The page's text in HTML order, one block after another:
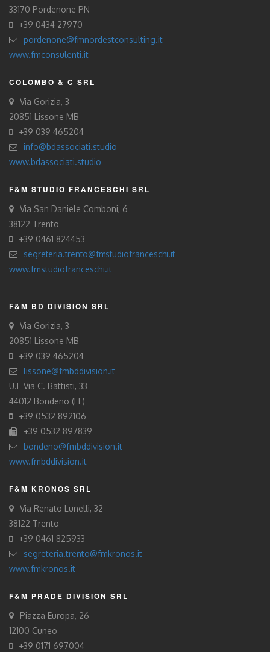
33170 Pordenone PN
+39 0434 27970
pordenone@fmnordestconsulting.it
www.fmconsulenti.it
COLOMBO & C SRL
Via Gorizia, 3
20851 Lissone MB
+39 039 465204
info@bdassociati.studio
www.bdassociati.studio
F&M STUDIO FRANCESCHI SRL
Via San Daniele Comboni, 6
38122 Trento
+39 0461 824453
segreteria.trento@fmstudiofranceschi.it
www.fmstudiofranceschi.it
F&M BD DIVISION SRL
Via Gorizia, 3
20851 Lissone MB
+39 039 465204
lissone@fmbddivision.it
U.L Via C. Battisti, 33
44012 Bondeno (FE)
+39 0532 892106
+39 0532 897839
bondeno@fmbddivision.it
www.fmbddivision.it
F&M KRONOS SRL
Via Renato Lunelli, 32
38122 Trento
+39 0461 825933
segreteria.trento@fmkronos.it
www.fmkronos.it
F&M PRADE DIVISION SRL
Piazza Europa, 26
12100 Cuneo
+39 0171 697004